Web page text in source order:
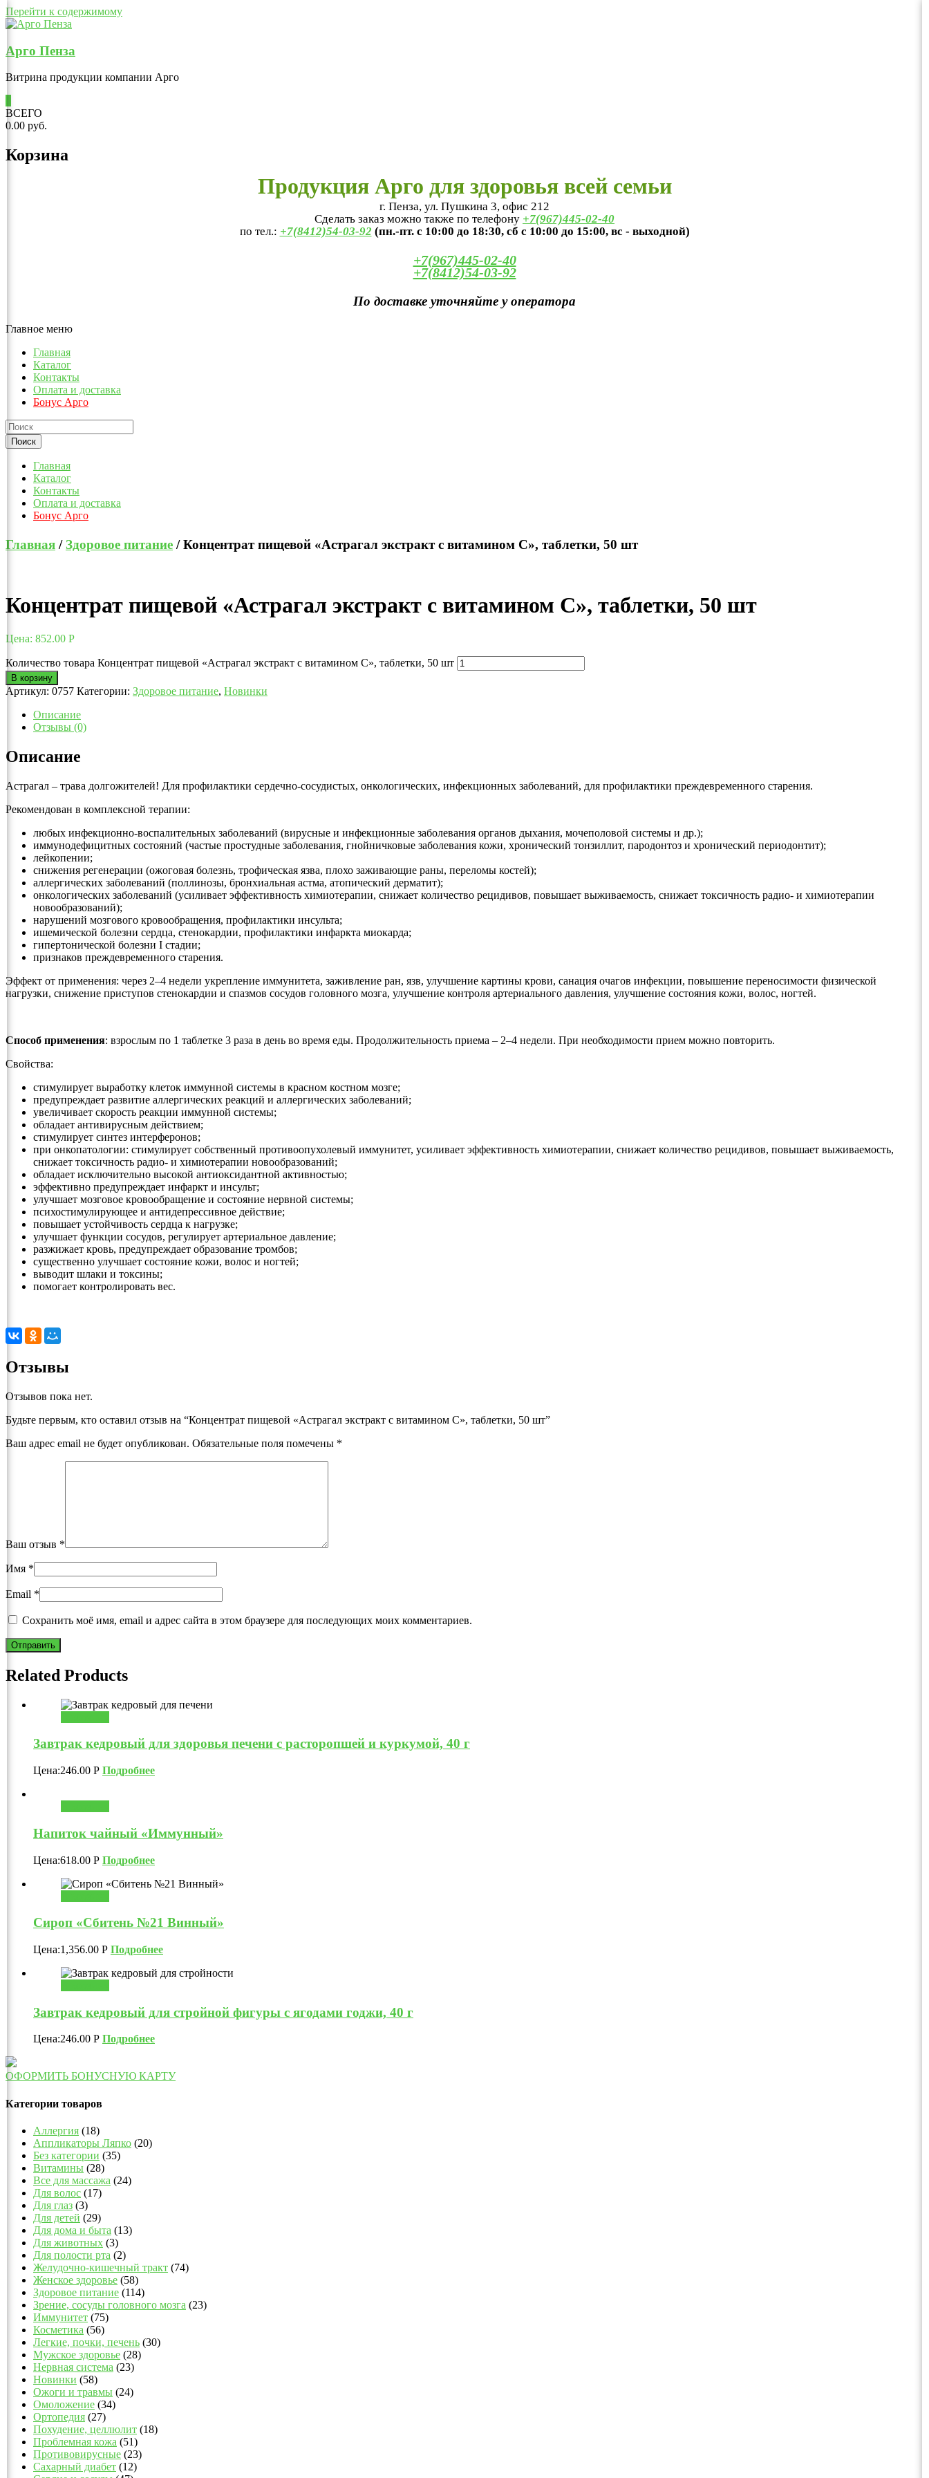
Перейти к содержимому
Арго Пенза
Витрина продукции компании Арго
ВСЕГО
0.00 руб.
Корзина
Продукция Арго для здоровья всей семьи
г. Пенза, ул. Пушкина 3, офис 212
Сделать заказ можно также по телефону +7(967)445-02-40
по тел.: +7(8412)54-03-92 (пн.-пт. с 10:00 до 18:30, сб с 10:00 до 15:00, вс - выходной)
+7(967)445-02-40
+7(8412)54-03-92
По доставке уточняйте у оператора
Главное меню
Главная
Каталог
Контакты
Оплата и доставка
Бонус Арго
Главная
Каталог
Контакты
Оплата и доставка
Бонус Арго
Главная / Здоровое питание / Концентрат пищевой «Астрагал экстракт с витамином C», таблетки, 50 шт
Концентрат пищевой «Астрагал экстракт с витамином C», таблетки, 50 шт
Цена: 852.00 Р
Количество товара Концентрат пищевой «Астрагал экстракт с витамином C», таблетки, 50 шт
В корзину
Артикул: 0757 Категории: Здоровое питание, Новинки
Описание
Отзывы (0)
Описание
Астрагал – трава долгожителей! Для профилактики сердечно-сосудистых, онкологических, инфекционных заболеваний, для профилактики преждевременного старения.
Рекомендован в комплексной терапии:
любых инфекционно-воспалительных заболеваний (вирусные и инфекционные заболевания органов дыхания, мочеполовой системы и др.);
иммунодефицитных состояний (частые простудные заболевания, гнойничковые заболевания кожи, хронический тонзиллит, пародонтоз и хронический периодонтит);
лейкопении;
снижения регенерации (ожоговая болезнь, трофическая язва, плохо заживающие раны, переломы костей);
аллергических заболеваний (поллинозы, бронхиальная астма, атопический дерматит);
онкологических заболеваний (усиливает эффективность химиотерапии, снижает количество рецидивов, повышает выживаемость, снижает токсичность радио- и химиотерапии
новообразований);
нарушений мозгового кровообращения, профилактики инсульта;
ишемической болезни сердца, стенокардии, профилактики инфаркта миокарда;
гипертонической болезни I стадии;
признаков преждевременного старения.
Эффект от применения: через 2–4 недели укрепление иммунитета, заживление ран, язв, улучшение картины крови, санация очагов инфекции, повышение переносимости физической
нагрузки, снижение приступов стенокардии и спазмов сосудов головного мозга, улучшение контроля артериального давления, улучшение состояния кожи, волос, ногтей.
Способ применения: взрослым по 1 таблетке 3 раза в день во время еды. Продолжительность приема – 2–4 недели. При необходимости прием можно повторить.
Свойства:
стимулирует выработку клеток иммунной системы в красном костном мозге;
предупреждает развитие аллергических реакций и аллергических заболеваний;
увеличивает скорость реакции иммунной системы;
обладает антивирусным действием;
стимулирует синтез интерферонов;
при онкопатологии: стимулирует собственный противоопухолевый иммунитет, усиливает эффективность химиотерапии, снижает количество рецидивов, повышает выживаемость,
снижает токсичность радио- и химиотерапии новообразований;
обладает исключительно высокой антиоксидантной активностью;
эффективно предупреждает инфаркт и инсульт;
улучшает мозговое кровообращение и состояние нервной системы;
психостимулирующее и антидепрессивное действие;
повышает устойчивость сердца к нагрузке;
улучшает функции сосудов, регулирует артериальное давление;
разжижает кровь, предупреждает образование тромбов;
существенно улучшает состояние кожи, волос и ногтей;
выводит шлаки и токсины;
помогает контролировать вес.
Отзывы
Отзывов пока нет.
Будьте первым, кто оставил отзыв на “Концентрат пищевой «Астрагал экстракт с витамином C», таблетки, 50 шт”
Ваш адрес email не будет опубликован. Обязательные поля помечены *
Ваш отзыв *
Имя *
Email *
Сохранить моё имя, email и адрес сайта в этом браузере для последующих моих комментариев.
Related Products
Завтрак кедровый для здоровья печени с расторопшей и куркумой, 40 г
Цена:246.00 Р Подробнее
Напиток чайный «Иммунный»
Цена:618.00 Р Подробнее
Сироп «Сбитень №21 Винный»
Цена:1,356.00 Р Подробнее
Завтрак кедровый для стройной фигуры с ягодами годжи, 40 г
Цена:246.00 Р Подробнее
ОФОРМИТЬ БОНУСНУЮ КАРТУ
Категории товаров
Аллергия (18)
Аппликаторы Ляпко (20)
Без категории (35)
Витамины (28)
Все для массажа (24)
Для волос (17)
Для глаз (3)
Для детей (29)
Для дома и быта (13)
Для животных (3)
Для полости рта (2)
Желудочно-кишечный тракт (74)
Женское здоровье (58)
Здоровое питание (114)
Зрение, сосуды головного мозга (23)
Иммунитет (75)
Косметика (56)
Легкие, почки, печень (30)
Мужское здоровье (28)
Нервная система (23)
Новинки (58)
Ожоги и травмы (24)
Омоложение (34)
Ортопедия (27)
Похудение, целлюлит (18)
Проблемная кожа (51)
Противовирусные (23)
Сахарный диабет (12)